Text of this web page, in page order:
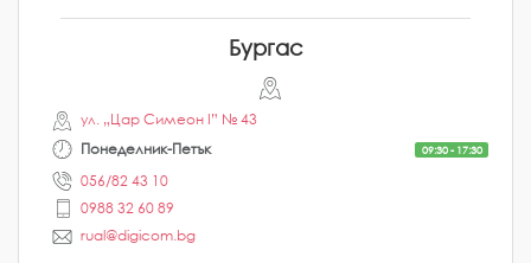
Бургас
ул. „Цар Симеон I” № 43
Понеделник-Петък
09:30 - 17:30
056/82 43 10
0988 32 60 89
rual@digicom.bg